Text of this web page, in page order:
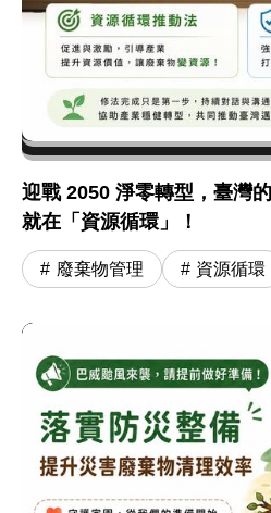
迎戰 2050 淨零轉型，臺灣
就在「資源循環」！
廢棄物管理 資源循環